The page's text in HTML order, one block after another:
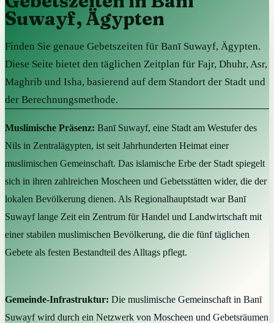
Suwayf, Ägypten
Finden Sie genaue Gebetszeiten für Banī Suwayf, Ägypten.
Diese Seite bietet den täglichen Zeitplan für Fajr, Dhuhr, Asr,
Maghrib und Isha, basierend auf dem Standort der Stadt und
der Berechnungsmethode.
Muslimische Präsenz: Banī Suwayf, eine Stadt am Westufer des
Nils in Zentralägypten, ist seit Jahrhunderten Heimat einer
muslimischen Gemeinschaft. Das islamische Erbe der Stadt spiegelt
sich in ihren zahlreichen Moscheen und Gebetsstätten wider, die der
lokalen Bevölkerung dienen. Als Regionalhauptstadt war Banī
Suwayf lange Zeit ein Zentrum für Handel und Landwirtschaft mit
einer stabilen muslimischen Bevölkerung, die die fünf täglichen
Gebete als festen Bestandteil des Alltags pflegt.
Gemeinde-Infrastruktur: Die muslimische Gemeinschaft in Banī
Suwayf wird durch ein Netzwerk von Moscheen und Gebetsräumen